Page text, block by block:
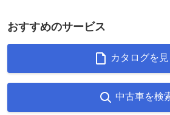
おすすめのサービス
カタログを見
中古車を検